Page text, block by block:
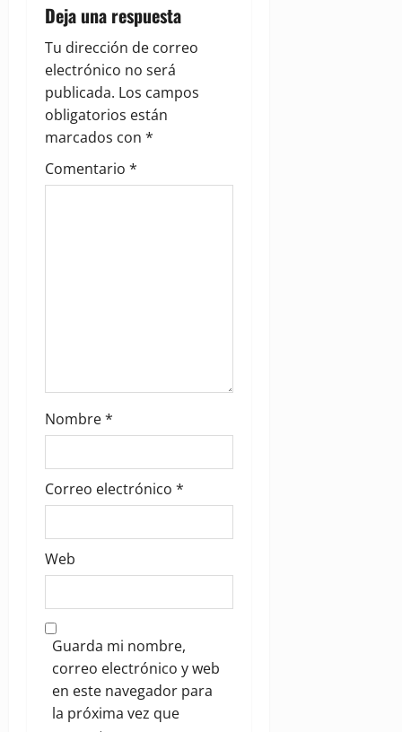
v
i
g
a
t
Deja una respuesta
Tu dirección de correo
electrónico no será
publicada. Los campos
obligatorios están
marcados con *
Comentario *
Nombre*
Correo electrónico *
Web
Guarda mi nombre,
correo electrónico y web
en este navegador para
la próxima vez que